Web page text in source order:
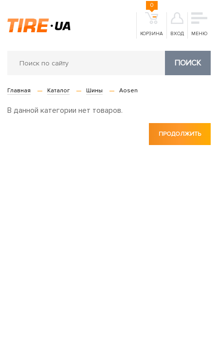
КОРЗИНА
0
ВХОД МЕНЮ
ПОИСК
Главная Каталог Шины Aosen
В данной категории нет товаров.
ПРОДОЛЖИТЬ